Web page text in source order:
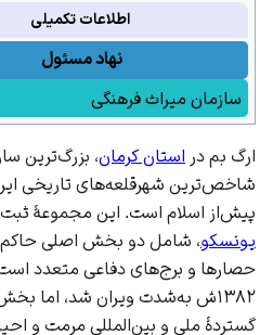
اطلاعات تکمیلی
نهاد مسئول
سازمان میراث فرهنگی
ارگ بم در استان کرمان، بزرگ‌ترین
شاخص‌ترین شهرقلعه‌های تاریخی
پیش‌از اسلام است. این مجموعهٔ
یونسکو، شامل دو بخش اصلی
حصارها و برج‌های دفاعی متعدد است.
۱۳۸۲ش به‌شدت ویران شد، اما
گستردهٔ ملی و بین‌المللی مرمت و